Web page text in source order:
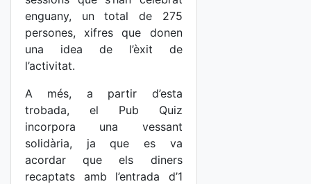
enguany, un total de 275
persones, xifres que donen
una idea de l’èxit de
l’activitat.
A més, a partir d’esta
trobada, el Pub Quiz
incorpora una vessant
solidària, ja que es va
acordar que els diners
recaptats amb l’entrada d’1